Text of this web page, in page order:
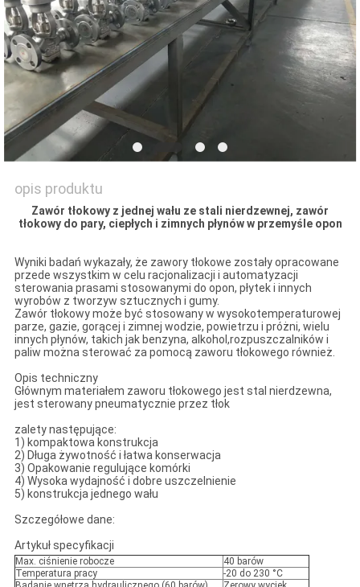
SITEMAP
PRIVACY
POLICY
opis produktu
Zawór tłokowy z jednej wału ze stali nierdzewnej, zawór
tłokowy do pary, ciepłych i zimnych płynów w przemyśle opon
Wyniki badań wykazały, że zawory tłokowe zostały opracowane
przede wszystkim w celu racjonalizacji i automatyzacji
sterowania prasami stosowanymi do opon, płytek i innych
wyrobów z tworzyw sztucznych i gumy.
Zawór tłokowy może być stosowany w wysokotemperaturowej
parze, gazie, gorącej i zimnej wodzie, powietrzu i próżni, wielu
innych płynów, takich jak benzyna, alkohol,rozpuszczalników i
paliw można sterować za pomocą zaworu tłokowego również.
Opis techniczny
Głównym materiałem zaworu tłokowego jest stal nierdzewna,
jest sterowany pneumatycznie przez tłok
zalety następujące:
1) kompaktowa konstrukcja
2) Długa żywotność i łatwa konserwacja
3) Opakowanie regulujące komórki
4) Wysoka wydajność i dobre uszczelnienie
5) konstrukcja jednego wału
Szczegółowe dane:
Artykuł specyfikacji
Max. ciśnienie robocze
40 barów
Temperatura pracy
-20 do 230 °C